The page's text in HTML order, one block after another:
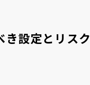
設定とリスク